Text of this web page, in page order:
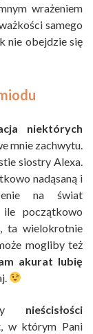
wrażeniem
samego
nie obejdzie się
niektórych
mnie zachwytu.
siostry Alexa.
nadąsaną i
na świat
początkowo
ta wielokrotnie
mogliby też
akurat lubię
nieścisłości
w którym Pani